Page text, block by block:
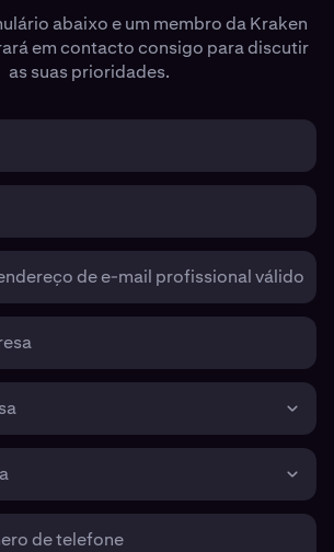
abaixo e um membro da Kraken
em contacto consigo para discutir
as suas prioridades.
de e-mail profissional válido
de telefone